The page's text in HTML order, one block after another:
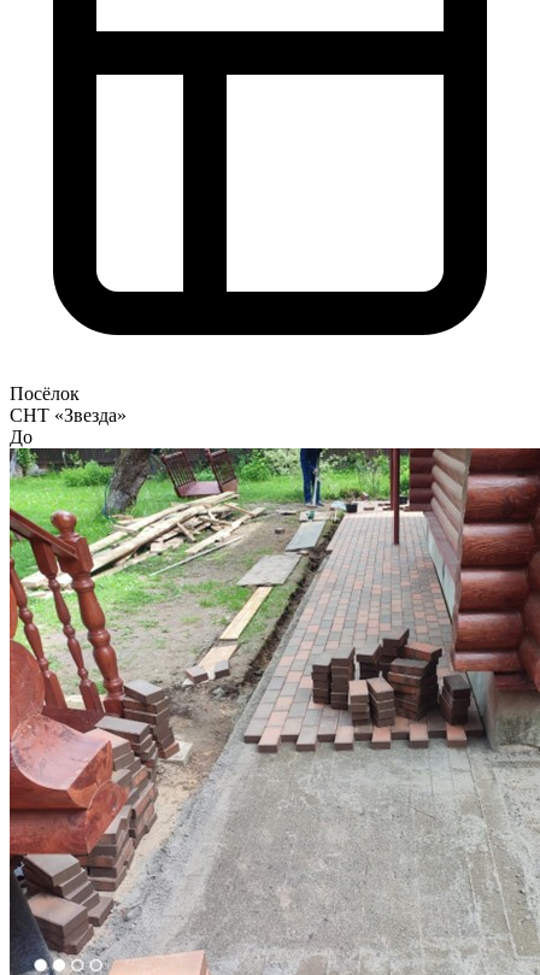
Посёлок
СНТ «Звезда»
До